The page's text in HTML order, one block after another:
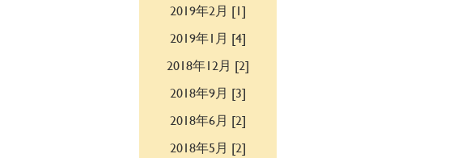
2019年2月 [1]
2019年1月 [4]
2018年12月 [2]
2018年9月 [3]
2018年6月 [2]
2018年5月 [2]